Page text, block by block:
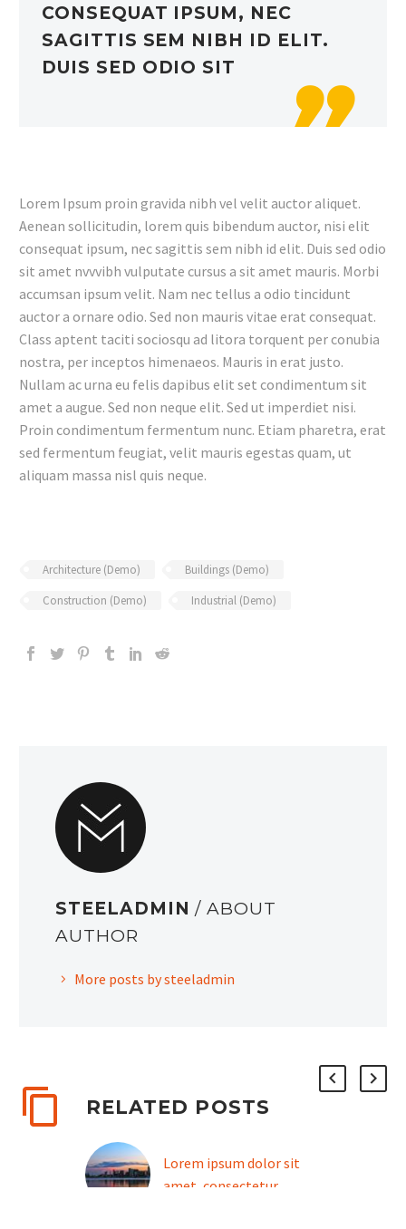
CONSEQUAT IPSUM, NEC
SAGITTIS SEM NIBH ID ELIT.
DUIS SED ODIO SIT

Lorem Ipsum proin gravida nibh vel velit auctor aliquet.
Aenean sollicitudin, lorem quis bibendum auctor, nisi elit
consequat ipsum, nec sagittis sem nibh id elit. Duis sed odio
sit amet nvvvibh vulputate cursus a sit amet mauris. Morbi
accumsan ipsum velit. Nam nec tellus a odio tincidunt
auctor a ornare odio. Sed non mauris vitae erat consequat.
Class aptent taciti sociosqu ad litora torquent per conubia
nostra, per inceptos himenaeos. Mauris in erat justo.
Nullam ac urna eu felis dapibus elit set condimentum sit
amet a augue. Sed non neque elit. Sed ut imperdiet nisi.
Proin condimentum fermentum nunc. Etiam pharetra, erat
sed fermentum feugiat, velit mauris egestas quam, ut
aliquam massa nisl quis neque.
Architecture (Demo)
Buildings (Demo)
Construction (Demo)
Industrial (Demo)
STEELADMIN/ ABOUT
AUTHOR
More posts by steeladmin
RELATED POSTS
Lorem ipsum dolor sit
amet, consectetur